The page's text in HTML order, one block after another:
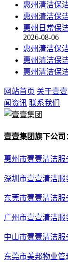
惠州清洁保
惠州清洁保
惠州日常保
2026-08-06
惠州清洁保
惠州清洁保
惠州清洁保
网站首页 关于壹壹
闻资讯 联系我们
壹壹集团旗下公司
惠州市壹壹清洁服
深圳市壹壹清洁服
东莞市壹壹清洁服
广州市壹壹清洁服
中山市壹壹清洁服
东莞市美邦物业管